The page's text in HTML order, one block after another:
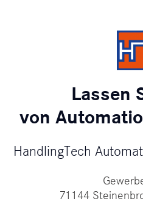
Lassen
von
HandlingTech
71144